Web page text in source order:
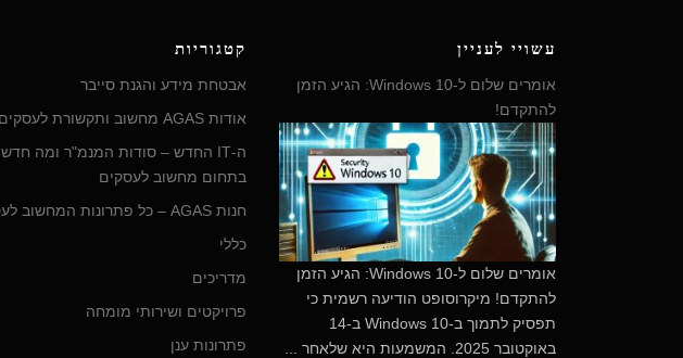
עשויי לעניין
אומרים שלום ל-Windows 10: הגיע הזמן
להתקדם!
​אומרים שלום ל-Windows 10: הגיע הזמן
להתקדם! מיקרוסופט הודיעה רשמית כי
תפסיק לתמוך ב-Windows 10 ב-14
באוקטובר 2025. המשמעות היא שלאחר ...
קטגוריות
אבטחת מידע והגנת סייבר
אודות AGAS מחשוב ותקשורת לעסקים
ה-IT החדש – סודות המנמ"ר ומה חדש
בתחום מחשוב לעסקים
חנות AGAS – כל פתרונות המחשוב לעסק
כללי
מדריכים
פרויקטים ושירותי מומחה
פתרונות ענן